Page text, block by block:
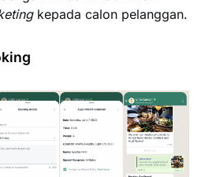
kepada calon pelanggan.